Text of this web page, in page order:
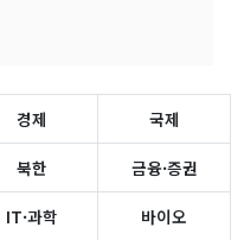
경제 국제
북한 금융·증권
IT·과학 바이오